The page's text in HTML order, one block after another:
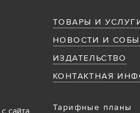
ТОВАРЫ И
НОВОСТИ И
ИЗДАТЕЛЬСТВО
КОНТАКТНАЯ
Тарифные планы